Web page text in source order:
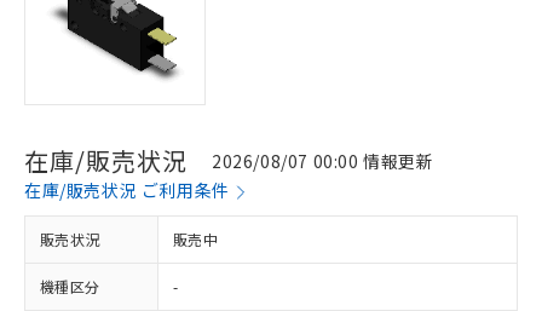
在庫/販売状況
2026/08/07 00:00 情報更新
在庫/販売状況 ご利用条件
販売状況 販売中
機種区分 -